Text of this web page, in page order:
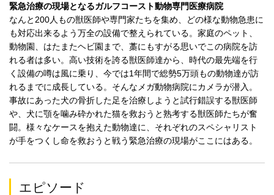
緊急治療の現場となるガルフコースト動物専門医療病院
なんと200人もの獣医師や専門家たちを集め、どの様な動物急患に
も対応出来るよう万全の設備で整えられている。家庭のペット、
動物園、はたまたヘビ園まで、藁にもすがる思いでこの病院を訪
れる者は多い。高い技術を誇る獣医師達から、時代の最先端を行
く設備の噂は風に乗り、今では1年間で総勢5万頭もの動物達が訪
れるまでに成長している。そんなメガ動物病院にカメラが潜入。
事故にあった犬の骨折した足を治療しようと試行錯誤する獣医師
や、犬に顎を噛み砕かれた猫を救おうと熟考する獣医師たちが奮
闘。様々なケースを抱えた動物達に、それぞれのスペシャリスト
が手をつくし命を救おうと戦う緊急治療の現場がここにはある。
エピソード